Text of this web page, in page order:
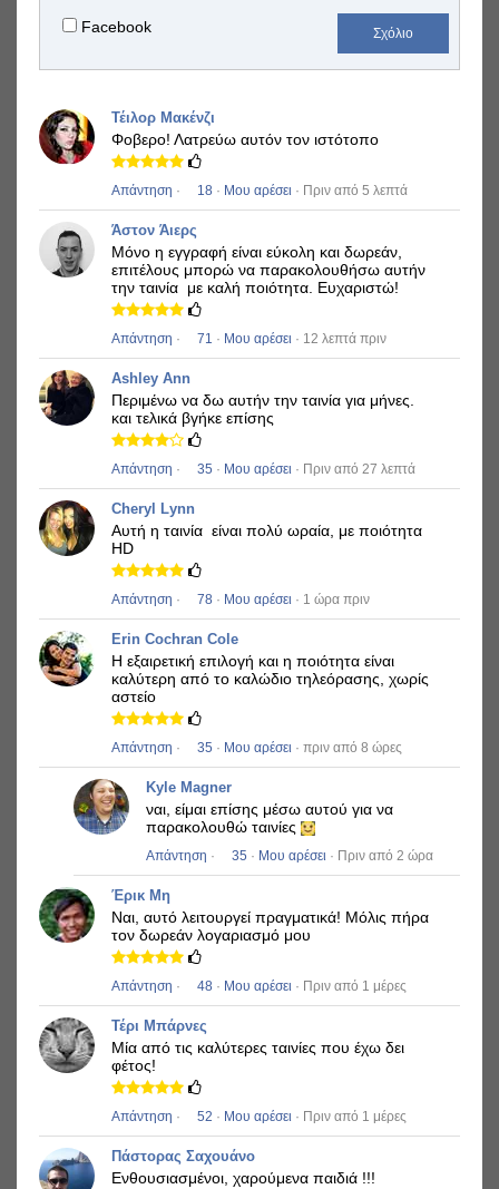
Facebook Σχόλιο
Τέιλορ Μακένζι
Φοβερο! Λατρεύω αυτόν τον ιστότοπο
Απάντηση · 18 · Μου αρέσει · Πριν από 5 λεπτά
Άστον Άιερς
Μόνο η εγγραφή είναι εύκολη και δωρεάν,
επιτέλους μπορώ να παρακολουθήσω αυτήν
την ταινία με καλή ποιότητα. Ευχαριστώ!
Απάντηση · 71 · Μου αρέσει · 12 λεπτά πριν
Ashley Ann
Περιμένω να δω αυτήν την ταινία για μήνες.
και τελικά βγήκε επίσης
Απάντηση · 35 · Μου αρέσει · Πριν από 27 λεπτά
Cheryl Lynn
Αυτή η ταινία είναι πολύ ωραία, με ποιότητα
HD
Απάντηση · 78 · Μου αρέσει · 1 ώρα πριν
Erin Cochran Cole
Η εξαιρετική επιλογή και η ποιότητα είναι
καλύτερη από το καλώδιο τηλεόρασης, χωρίς
αστείο
Απάντηση · 35 · Μου αρέσει · πριν από 8 ώρες
Kyle Magner
ναι, είμαι επίσης μέσω αυτού για να
παρακολουθώ ταινίες
Απάντηση · 35 · Μου αρέσει · Πριν από 2 ώρα
Έρικ Μη
Ναι, αυτό λειτουργεί πραγματικά! Μόλις πήρα
τον δωρεάν λογαριασμό μου
Απάντηση · 48 · Μου αρέσει · Πριν από 1 μέρες
Τέρι Μπάρνες
Μία από τις καλύτερες ταινίες που έχω δει
φέτος!
Απάντηση · 52 · Μου αρέσει · Πριν από 1 μέρες
Πάστορας Σαχουάνο
Ενθουσιασμένοι, χαρούμενα παιδιά !!!